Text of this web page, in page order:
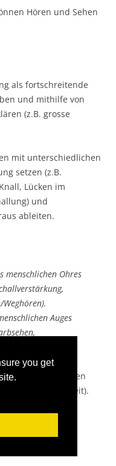
you get
Hören und Sehen
als fortschreitende
und mithilfe von
(z.B. grosse
mit unterschiedlichen
setzen (z.B.
Lücken im
und
ableiten.
menschlichen Ohres
Auges
deren Korrekturen
Alterssichtigkeit).
optische